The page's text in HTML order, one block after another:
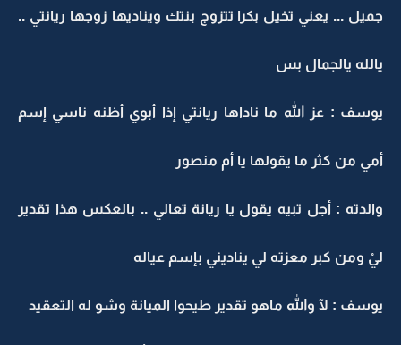
جميل ... يعني تخيل بكرا تتزوج بنتك ويناديها زوجها ريانتي ..
يالله يالجمال بس
يوسف : عز الله ما ناداها ريانتي إذا أبوي أظنه ناسي إسم
أمي من كثر ما يقولها يا أم منصور
والدته : أجل تبيه يقول يا ريانة تعالي .. بالعكس هذا تقدير
ليْ ومن كبر معزته لي يناديني بإسم عياله
يوسف : لآ والله ماهو تقدير طيحوا الميانة وشو له التعقيد